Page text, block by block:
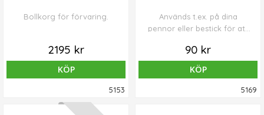
Bollkorg för förvaring.
2195 kr
KÖP
5153
Används t.ex. på dina
pennor eller bestick för att
90 kr
KÖP
5169